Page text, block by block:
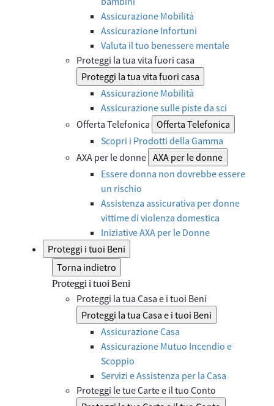
Assicurazione Mobilità
Assicurazione Infortuni
Valuta il tuo benessere mentale
Proteggi la tua vita fuori casa
Proteggi la tua vita fuori casa
Assicurazione Mobilità
Assicurazione sulle piste da sci
Offerta Telefonica Offerta Telefonica
Scopri i Prodotti della Gamma
AXA per le donne AXA per le donne
Essere donna non dovrebbe essere
un rischio
Assistenza assicurativa per donne
vittime di violenza domestica
Iniziative AXA per le Donne
Proteggi i tuoi Beni
Torna indietro
Proteggi i tuoi Beni
Proteggi la tua Casa e i tuoi Beni
Proteggi la tua Casa e i tuoi Beni
Assicurazione Casa
Assicurazione Mutuo Incendio e
Scoppio
Servizi e Assistenza per la Casa
Proteggi le tue Carte e il tuo Conto